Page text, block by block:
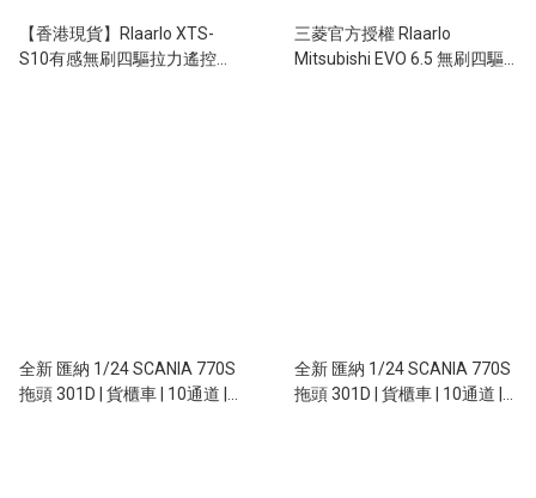
【香港現貨】Rlaarlo XTS-
S10有感無刷四驅拉力遙控車
三菱官方授權 Rlaarlo
Mitsubishi EVO 6.5 無刷四驅
全新 匯納 1/24 SCANIA 770S
拖頭 301D | 貨櫃車 | 10通道 |
全新 匯納 1/24 SCANIA 770S
拖頭 301D | 貨櫃車 | 10通道 |